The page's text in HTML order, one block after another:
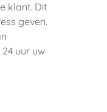
klant. Dit
geven.
uur uw